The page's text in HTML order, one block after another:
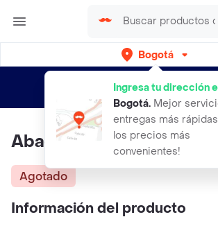
Bogotá
Ingresa tu dirección
Bogotá. Mejor
entregas más
los precios más
convenientes!
envíos gratis por semanas
Abaco Vertical Linea
Agotado
Información del producto